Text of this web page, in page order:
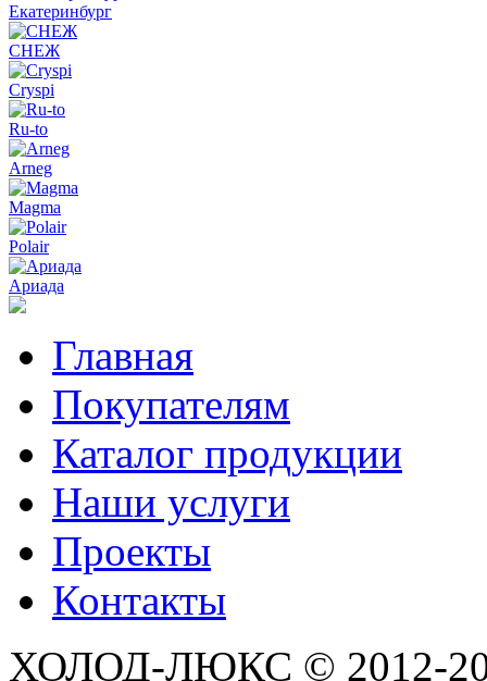
Екатеринбург
СНЕЖ
Cryspi
Ru-to
Arneg
Magma
Polair
Ариада
Главная
Покупателям
Каталог продукции
Наши услуги
Проекты
Контакты
ХОЛОД-ЛЮКС © 2012-